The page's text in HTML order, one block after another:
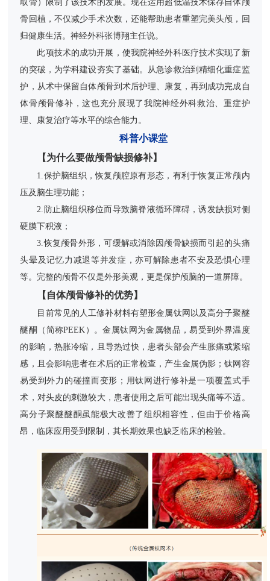
取骨）限制了该技术的发展。现在运用超低温技术保存自体颅
骨回植，不仅减少手术次数，还能帮助患者重塑完美头颅，回
归健康生活。神经外科张博翔主任说。
此项技术的成功开展，使我院神经外科医疗技术实现了新
的突破，为学科建设夯实了基础。从急诊救治到精细化重症监
护，从术中保留自体颅骨到术后护理、康复，再到成功完成自
体骨颅骨修补，这也充分展现了我院神经外科救治、重症护
理、康复治疗等水平的综合能力。
科普小课堂
【为什么要做颅骨缺损修补】
1.保护脑组织，恢复颅腔原有形态，有利于恢复正常颅内
压及脑生理功能；
2.防止脑组织移位而导致脑脊液循环障碍，诱发缺损对侧
硬膜下积液；
3.恢复颅骨外形，可缓解或消除因颅骨缺损而引起的头痛
头晕及记忆力减退等并发症，亦可解除患者不安及恐惧心理
等。完整的颅骨不仅是外形美观，更是保护颅脑的一道屏障。
【自体颅骨修补的优势】
目前常见的人工修补材料有塑形金属钛网以及高分子聚醚
醚酮（简称PEEK）。金属钛网为金属物品，易受到外界温度
的影响，热胀冷缩，且导热过快，患者头部会产生胀痛或紧缩
感，且会影响患者在术后的正常检查，产生金属伪影；钛网容
易受到外力的碰撞而变形；用钛网进行修补是一项覆盖式手
术，对头皮的刺激较大，患者使用之后可能出现头痛等不适。
高分子聚醚醚酮虽能极大改善了组织相容性，但由于价格高
昂，临床应用受到限制，其长期效果也缺乏临床的检验。